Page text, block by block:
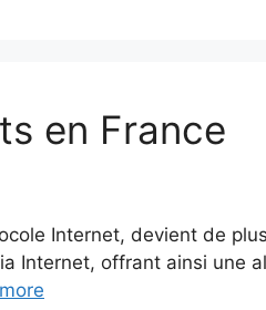
en France
Internet, devient de
Internet, offrant ainsi une